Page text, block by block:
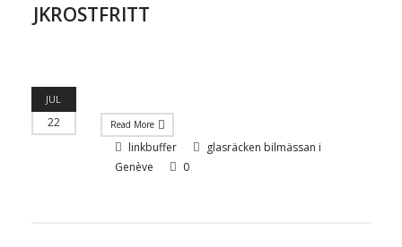
JKROSTFRITT
JUL
22 Read More
linkbuffer
glasräcken bilmässan i
Genève
0